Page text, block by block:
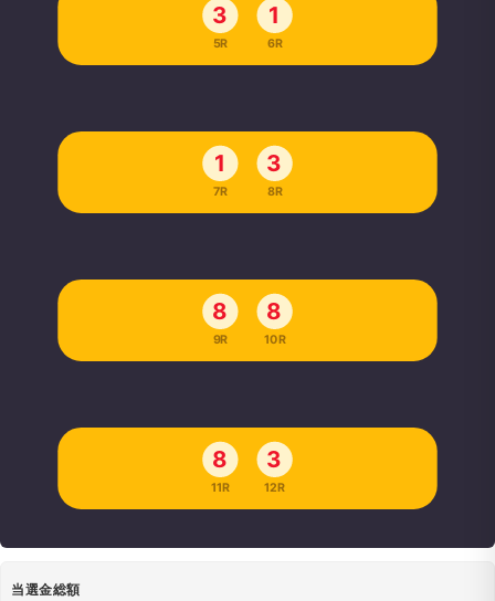
3
5R
1
6R
1
7R
3
8R
8
9R
8
10R
8
11R
3
12R
当選金総額